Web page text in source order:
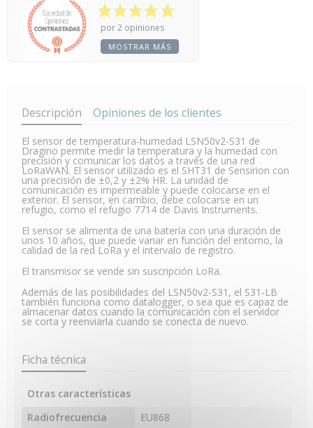
por 2 opiniones
MOSTRAR MÁS
Descripción Opiniones de los clientes
El sensor de temperatura-humedad LSN50v2-S31 de
Dragino permite medir la temperatura y la humedad con
precisión y comunicar los datos a través de una red
LoRaWAN. El sensor utilizado es el SHT31 de Sensirion con
una precisión de ±0,2 y ±2% HR. La unidad de
comunicación es impermeable y puede colocarse en el
exterior. El sensor, en cambio, debe colocarse en un
refugio, como el refugio 7714 de Davis Instruments.
El sensor se alimenta de una batería con una duración de
unos 10 años, que puede variar en función del entorno, la
calidad de la red LoRa y el intervalo de registro.
El transmisor se vende sin suscripción LoRa.
Además de las posibilidades del LSN50v2-S31, el S31-LB
también funciona como datalogger, o sea que es capaz de
almacenar datos cuando la comunicación con el servidor
se corta y reenviarla cuando se conecta de nuevo.
Ficha técnica
Otras características
Radiofrecuencia
EU868